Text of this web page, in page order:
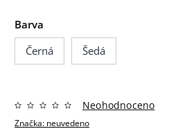
Barva
Černá
Šedá
Značka: neuvedeno
Neohodnoceno